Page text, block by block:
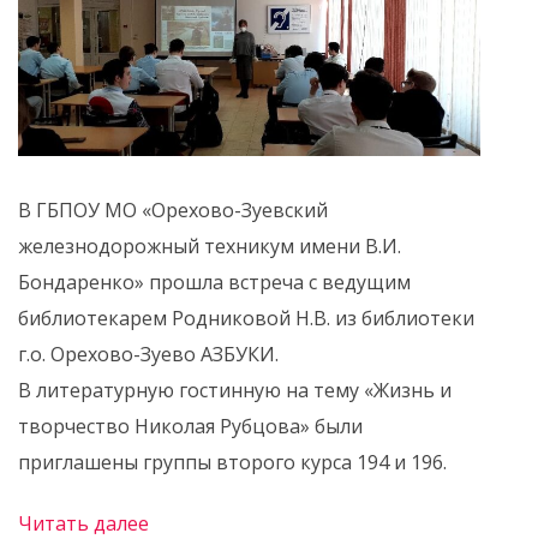
В ГБПОУ МО «Орехово-Зуевский
железнодорожный техникум имени В.И.
Бондаренко» прошла встреча с ведущим
библиотекарем Родниковой Н.В. из библиотеки
г.о. Орехово-Зуево АЗБУКИ.
В литературную гостинную на тему «Жизнь и
творчество Николая Рубцова» были
приглашены группы второго курса 194 и 196.
Читать далее